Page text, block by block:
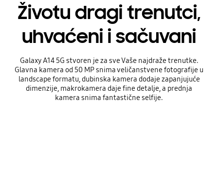
Životu dragi trenutci,
uhvaćeni i sačuvani
Galaxy A14 5G stvoren je za sve Vaše najdraže trenutke.
Glavna kamera od 50 MP snima veličanstvene fotografije u
landscape formatu, dubinska kamera dodaje zapanjujuće
dimenzije, makrokamera daje fine detalje, a prednja
kamera snima fantastične selfije.